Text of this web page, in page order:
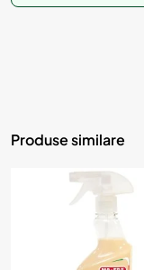
Produse similare